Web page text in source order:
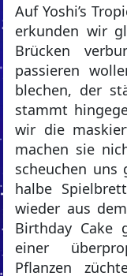
Auf Yoshi’s
erkunden wir
Brücken
passieren
blechen, der
stammt
wir die
machen sie
scheuchen uns
halbe
wieder aus
Birthday Cake
einer
Pflanzen